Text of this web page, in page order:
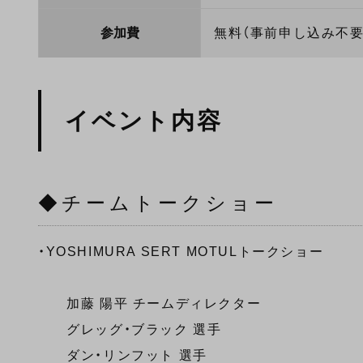
参加費 無料（事前申し込み不
イベント内容
◆チームトークショー
・YOSHIMURA SERT MOTULトークショー
加藤 陽平 チームディレクター
グレッグ・ブラック 選手
ダン・リンフット 選手